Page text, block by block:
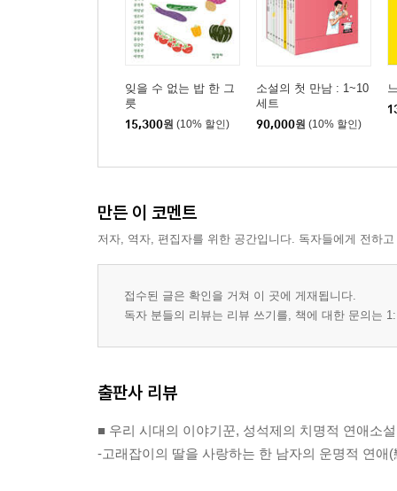
잊을 수 없는 밥 한 그
릇
15,300원 (10% 할인)
소설의 첫 만남 : 1~10
세트
90,000원 (10% 할인)
만든 이 코멘트
저자, 역자, 편집자를 위한 공간입니다. 독자들에게 전하
접수된 글은 확인을 거쳐 이 곳에 게재됩니다.
독자 분들의 리뷰는 리뷰 쓰기를, 책에 대한 문의는
출판사 리뷰
■ 우리 시대의 이야기꾼, 성석제의 치명적 연애소
-고래잡이의 딸을 사랑하는 한 남자의 운명적 연